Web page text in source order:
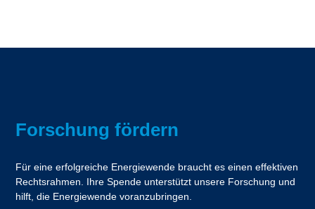
Forschung fördern
Für eine erfolgreiche Energiewende braucht es einen effektiven
Rechtsrahmen. Ihre Spende unterstützt unsere Forschung und
hilft, die Energiewende voranzubringen.